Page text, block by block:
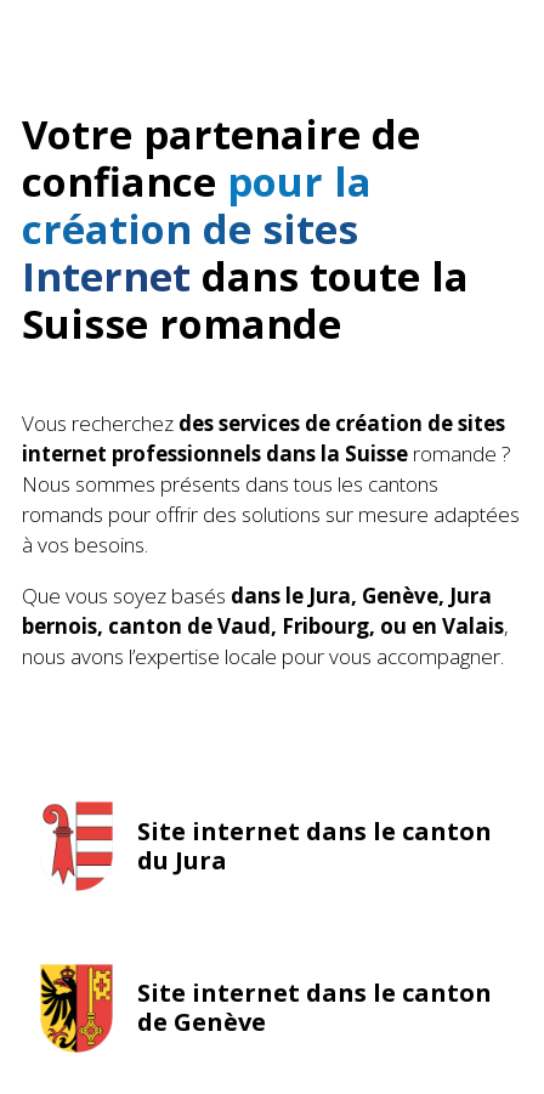
Votre partenaire de
confiance pour la
création de sites
Internet dans toute la
Suisse romande
Vous recherchez des services de création de sites
internet professionnels dans la Suisseromande ?
Nous sommes présents dans tous les cantons
romands pour offrir des solutions sur mesure adaptées
à vos besoins.
Que vous soyez basés dans le Jura, Genève, Jura
bernois, canton de Vaud, Fribourg, ou en Valais,
nous avons l’expertise locale pour vous accompagner.
Site internet dans le canton
du Jura
Site internet dans le canton
de Genève